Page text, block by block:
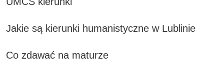
Jakie są kierunki humanistyczne w Lublinie
Co zdawać na maturze